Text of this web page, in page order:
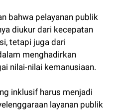
bahwa pelayanan publik
diukur dari kecepatan
tetapi juga dari
menghadirkan
nilai-nilai kemanusiaan.
inklusif harus menjadi
layanan publik